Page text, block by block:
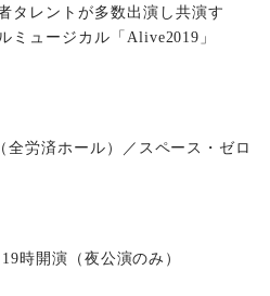
タレントが多数出演し共演す
ミュージカル「Alive2019」
労済ホール）／スペース・ゼロ
時開演（夜公演のみ）